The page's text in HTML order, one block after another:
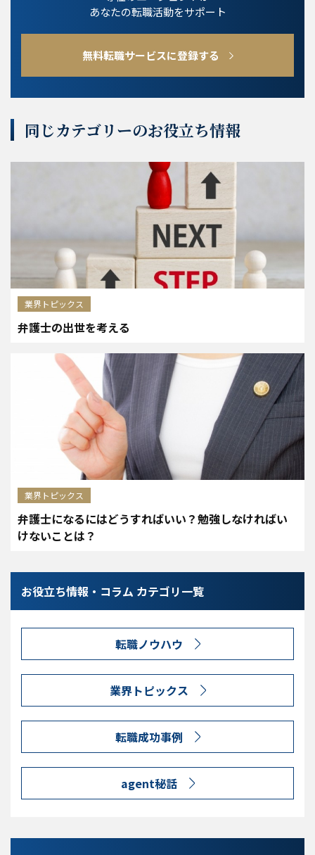
あなたの転職活動をサポート
無料転職サービスに登録する
同じカテゴリーのお役立ち情報
業界トピックス
弁護士の出世を考える
業界トピックス
弁護士になるにはどうすればいい？勉強しなければい
けないことは？
お役立ち情報・コラム カテゴリ一覧
転職ノウハウ
業界トピックス
転職成功事例
agent秘話